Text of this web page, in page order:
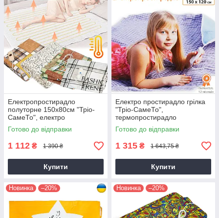
Електропростирадло
полуторне 150х80см "Тріо-
СамеТо", електро
простирадло з підігрівом
(02101 в асортименті)
Готово до відправки
1 112 ₴ 1 390 ₴
Купити
Електро простирадло грілка
"Тріо-СамеТо",
термопростирадло
двоспальне 150х120см
(02102 в асортименті)
Готово до відправки
1 315 ₴ 1 643,75 ₴
Купити
Новинка –20% Новинка –20%